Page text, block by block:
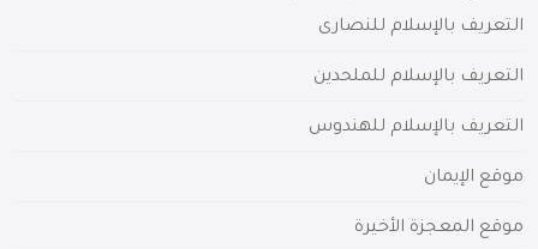
التعريف بالإسلام للنصارى
التعريف بالإسلام للملحدين
التعريف بالإسلام للهندوس
موقع الإيمان
موقع المعجزة الأخيرة